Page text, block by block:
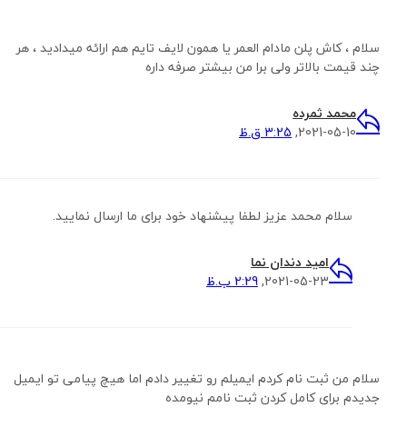
سلام ، کاش پلن مادام العمر یا همون لایف تایم هم ارائه میدادید ، هر
چند قیمت بالاتر ولی برا من بیشتر صرفه داره
محمد ثمرده
2021-05-10, 3:25 ق.ظ
سلام محمد عزیز لطفا پیشنهاد خود برای ما ارسال نمایید.
امید دندان نما
2021-05-23, 2:29 ب.ظ
سلام من ثبت نام کردم ایمیلم رو تغییر دادم اما هیچ پیامی تو ایمیل
جدیدم برای کامل کردن ثبت نامم نیومده